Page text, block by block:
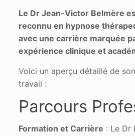
Le Dr Jean-Victor Belmère
reconnu en hypnose
avec une carrière marquée
expérience clinique et
Voici un aperçu détaillé de
travail :
Parcours
Formation et Carrière : Le Dr